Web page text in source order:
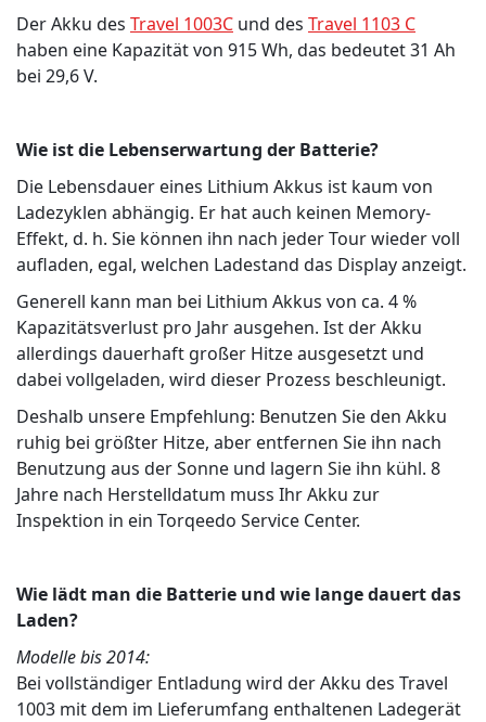
Der Akku des Travel 1003C und des Travel 1103 C
haben eine Kapazität von 915 Wh, das bedeutet 31 Ah
bei 29,6 V.
Wie ist die Lebenserwartung der Batterie?
Die Lebensdauer eines Lithium Akkus ist kaum von
Ladezyklen abhängig. Er hat auch keinen Memory-
Effekt, d. h. Sie können ihn nach jeder Tour wieder voll
aufladen, egal, welchen Ladestand das Display anzeigt.
Generell kann man bei Lithium Akkus von ca. 4 %
Kapazitätsverlust pro Jahr ausgehen. Ist der Akku
allerdings dauerhaft großer Hitze ausgesetzt und
dabei vollgeladen, wird dieser Prozess beschleunigt.
Deshalb unsere Empfehlung: Benutzen Sie den Akku
ruhig bei größter Hitze, aber entfernen Sie ihn nach
Benutzung aus der Sonne und lagern Sie ihn kühl. 8
Jahre nach Herstelldatum muss Ihr Akku zur
Inspektion in ein Torqeedo Service Center.
Wie lädt man die Batterie und wie lange dauert das
Laden?
Modelle bis 2014:
Bei vollständiger Entladung wird der Akku des Travel
1003 mit dem im Lieferumfang enthaltenen Ladegerät